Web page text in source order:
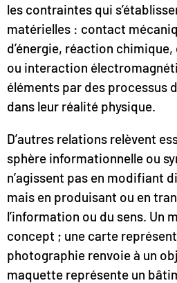
les contraintes qui
matérielles : contact
d’énergie, réaction
ou interaction
éléments par des processus
dans leur réalité physique.
D’autres relations relèvent
sphère informationnelle ou
n’agissent pas en modifiant
mais en produisant ou en
l’information ou du sens. Un
concept ; une carte
photographie renvoie à un
maquette représente un